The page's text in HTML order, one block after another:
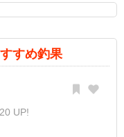
すめ釣果
UP!